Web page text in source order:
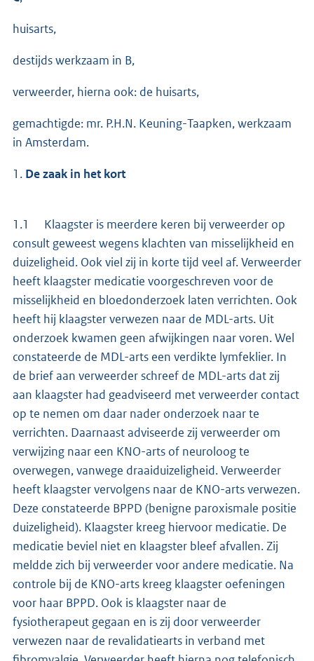
huisarts,
destijds werkzaam in B,
verweerder, hierna ook: de huisarts,
gemachtigde: mr. P.H.N. Keuning-Taapken, werkzaam
in Amsterdam.
1. De zaak in het kort
1.1 Klaagster is meerdere keren bij verweerder op
consult geweest wegens klachten van misselijkheid en
duizeligheid. Ook viel zij in korte tijd veel af. Verweerder
heeft klaagster medicatie voorgeschreven voor de
misselijkheid en bloedonderzoek laten verrichten. Ook
heeft hij klaagster verwezen naar de MDL-arts. Uit
onderzoek kwamen geen afwijkingen naar voren. Wel
constateerde de MDL-arts een verdikte lymfeklier. In
de brief aan verweerder schreef de MDL-arts dat zij
aan klaagster had geadviseerd met verweerder contact
op te nemen om daar nader onderzoek naar te
verrichten. Daarnaast adviseerde zij verweerder om
verwijzing naar een KNO-arts of neuroloog te
overwegen, vanwege draaiduizeligheid. Verweerder
heeft klaagster vervolgens naar de KNO-arts verwezen.
Deze constateerde BPPD (benigne paroxismale positie
duizeligheid). Klaagster kreeg hiervoor medicatie. De
medicatie beviel niet en klaagster bleef afvallen. Zij
meldde zich bij verweerder voor andere medicatie. Na
controle bij de KNO-arts kreeg klaagster oefeningen
voor haar BPPD. Ook is klaagster naar de
fysiotherapeut gegaan en is zij door verweerder
verwezen naar de revalidatiearts in verband met